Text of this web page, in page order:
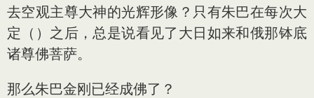
去空观主尊大神的光辉形像？只有朱巴在每次大
定（）之后，总是说看见了大日如来和俄那钵底
诸尊佛菩萨。
那么朱巴金刚已经成佛了？